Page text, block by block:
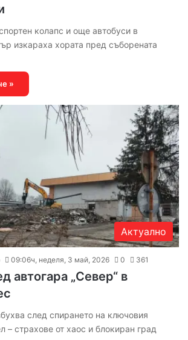
колапс и още автобуси в
изкараха хората пред съборената
»
Актуално
09:06ч, неделя, 3 май, 2026 0 361
автогара „Север“ в
след спирането на ключовия
– страхове от хаос и блокиран град